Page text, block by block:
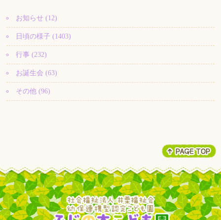
お知らせ (12)
日頃の様子 (1403)
行事 (232)
お誕生会 (63)
その他 (96)